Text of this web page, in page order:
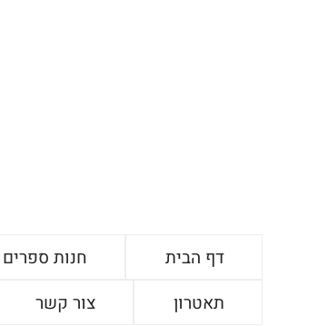
דף הבית חנות ספרים
תאטרון
צור קשר